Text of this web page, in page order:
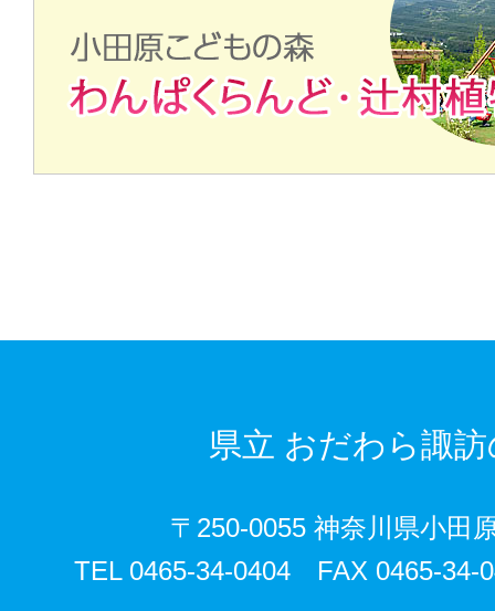
県立 おだわら諏
〒250-0055 神奈川県小田
TEL 0465-34-0404 FAX 0465-34-